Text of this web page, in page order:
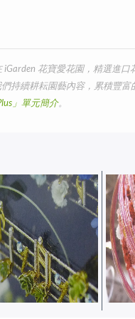
花寶愛花園，精選進
持續耕耘園藝內容，累積豐
」單元簡介。